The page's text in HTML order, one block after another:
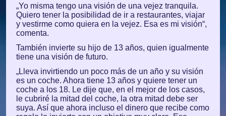
„Yo misma tengo una visión de una vejez tranquila.
Quiero tener la posibilidad de ir a restaurantes, viajar
y vestirme como quiera en la vejez. Esa es mi visión“,
comenta.
También invierte su hijo de 13 años, quien igualmente
tiene una visión de futuro.
„Lleva invirtiendo un poco más de un año y su visión
es un coche. Ahora tiene 13 años y quiere tener un
coche a los 18. Le dije que, en el mejor de los casos,
le cubriré la mitad del coche, la otra mitad debe ser
suya. Así que ahora incluso el dinero que recibe como